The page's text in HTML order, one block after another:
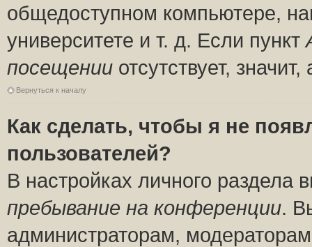
общедоступном компьютере,
университете и т. д. Если пункт
посещении отсутствует,
Вернуться к началу
Как сделать, чтобы я не
пользователей?
В настройках личного
пребывание на конференции.
администраторам,